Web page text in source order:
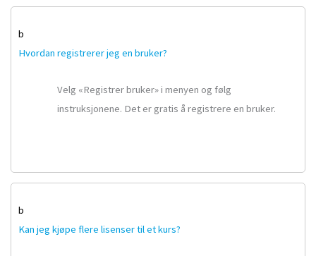
b
Hvordan registrerer jeg en bruker?
Velg «Registrer bruker» i menyen og følg
instruksjonene. Det er gratis å registrere en bruker.
b
Kan jeg kjøpe flere lisenser til et kurs?